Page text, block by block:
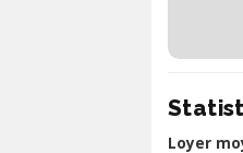
Loyer